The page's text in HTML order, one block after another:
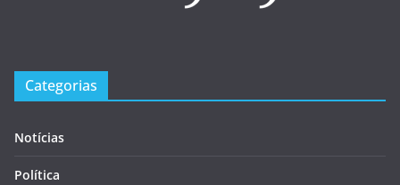
Categorias
Notícias
Política